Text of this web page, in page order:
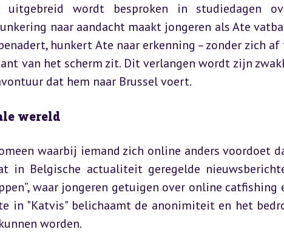
wordt besproken in studiedagen
naar aandacht maakt jongeren als Ate
hunkert Ate naar erkenning – zonder zich af
van het scherm zit. Dit verlangen wordt zijn
dat hem naar Brussel voert.
wereld
waarbij iemand zich online anders voordoet
in Belgische actualiteit geregelde
waar jongeren getuigen over online catfishing
in "Katvis" belichaamt de anonimiteit en het
worden.